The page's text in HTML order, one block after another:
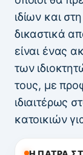
ιδίων και
δικαστικά
είναι ένας
των
τους, με
ιδιαιτέρως
κατοικιών